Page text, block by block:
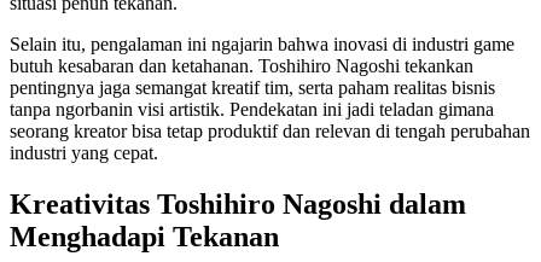
Selain itu, pengalaman ini ngajarin bahwa inovasi di industri game
butuh kesabaran dan ketahanan. Toshihiro Nagoshi tekankan
pentingnya jaga semangat kreatif tim, serta paham realitas bisnis
tanpa ngorbanin visi artistik. Pendekatan ini jadi teladan gimana
seorang kreator bisa tetap produktif dan relevan di tengah perubahan
industri yang cepat.
Kreativitas Toshihiro Nagoshi dalam
Menghadapi Tekanan